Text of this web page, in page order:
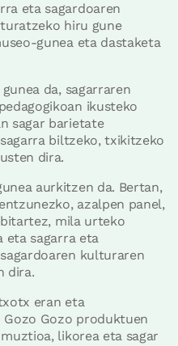
eta sagardoaren
hiru gune
gunea eta dastaketa
da, sagarraren
ikusteko
sagar barietate
biltzeko, txikitzeko
dira.
aurkitzen da. Bertan,
azalpen panel,
mila urteko
eta sagarra eta
kulturaren
dira.
eran eta
Gozo produktuen
likorea eta sagar